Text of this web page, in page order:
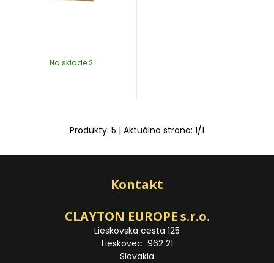
Na sklade 2
Produkty: 5 | Aktuálna strana: 1/1
Kontakt
CLAYTON EUROPE s.r.o.
Lieskovská cesta 125
Lieskovec 962 21
Slovakia